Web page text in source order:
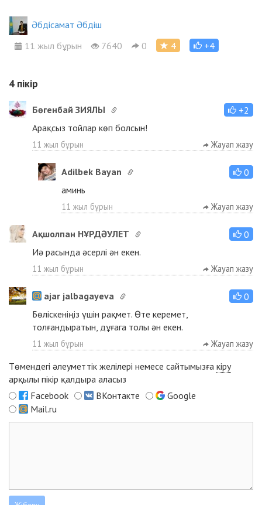
Әбдісамат Әбдіш
11 жыл бұрын
7640 0 4 +4
4 пікір
Бөгенбай ЗИЯЛЫ
+2
Арақсыз тойлар көп болсын!
11 жыл бұрын Жауап жазу
Adilbek Bayan
0
аминь
11 жыл бұрын Жауап жазу
Ақшолпан НҰРДӘУЛЕТ
0
Иә расында әсерлі ән екен.
11 жыл бұрын Жауап жазу
ajar jalbagayeva
0
Бөліскеніңіз үшін рақмет. Өте керемет,
толғандыратын, дұғага толы ән екен.
11 жыл бұрын Жауап жазу
Төмендегі әлеуметтік желілері немесе сайтымызға кіру
арқылы пікір қалдыра аласыз
Facebook
ВКонтакте
Google
Mail.ru